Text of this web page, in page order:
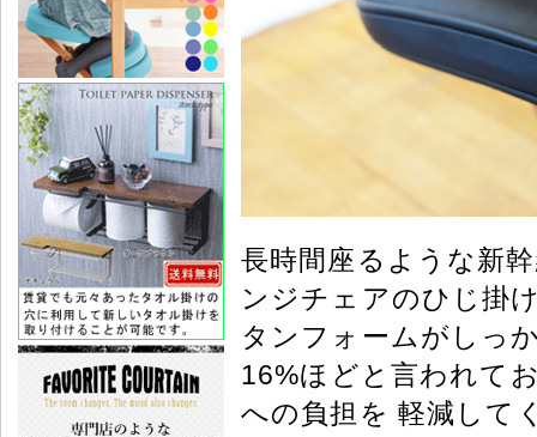
長時間座るような新
ンジチェアのひじ掛
タンフォームがしっ
16%ほどと言われて
への負担を 軽減して